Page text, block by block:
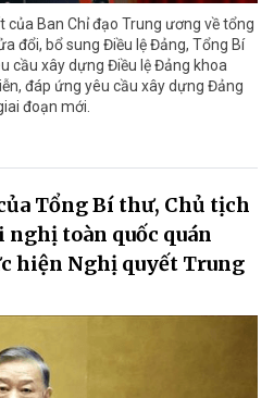
Ban Chỉ đạo Trung ương về tổng
đổi, bổ sung Điều lệ Đảng, Tổng Bí
cầu xây dựng Điều lệ Đảng khoa
đáp ứng yêu cầu xây dựng Đảng
đoạn mới.
Tổng Bí thư, Chủ tịch
nghị toàn quốc quán
hiện Nghị quyết Trung